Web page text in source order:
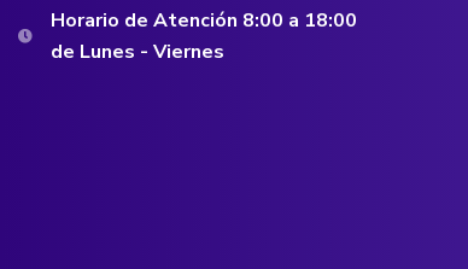
Horario de Atención 8:00 a 18:00
de Lunes - Viernes